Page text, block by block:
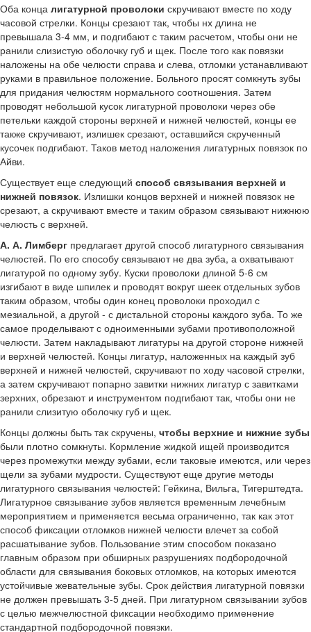
Оба конца лигатурной проволоки скручивают вместе по ходу
часовой стрелки. Концы срезают так, чтобы нх длина не
превышала 3-4 мм, и подгибают с таким расчетом, чтобы они не
ранили слизистую оболочку губ и щек. После того как повязки
наложены на обе челюсти справа и слева, отломки устанавливают
руками в правильное положение. Больного просят сомкнуть зубы
для придания челюстям нормального соотношения. Затем
проводят небольшой кусок лигатурной проволоки через обе
петельки каждой стороны верхней и нижней челюстей, концы ее
также скручивают, излишек срезают, оставшийся скрученный
кусочек подгибают. Таков метод наложения лигатурных повязок по
Айви.
Существует еще следующий способ связывания верхней и
нижней повязок. Излишки концов верхней и нижней повязок не
срезают, а скручивают вместе и таким образом связывают нижнюю
челюсть с верхней.
А. А. Лимберг предлагает другой способ лигатурного связывания
челюстей. По его способу связывают не два зуба, а охватывают
лигатурой по одному зубу. Куски проволоки длиной 5-6 см
изгибают в виде шпилек и проводят вокруг шеек отдельных зубов
таким образом, чтобы один конец проволоки проходил с
мезиальной, а другой - с дистальной стороны каждого зуба. То же
самое проделывают с одноименными зубами противоположной
челюсти. Затем накладывают лигатуры на другой стороне нижней
и верхней челюстей. Концы лигатур, наложенных на каждый зуб
верхней и нижней челюстей, скручивают по ходу часовой стрелки,
а затем скручивают попарно завитки нижних лигатур с завитками
зерхних, обрезают и инструментом подгибают так, чтобы они не
ранили слизитую оболочку губ и щек.
Концы должны быть так скручены, чтобы верхние и нижние зубы
были плотно сомкнуты. Кормление жидкой ищей производится
через промежутки между зубами, если таковые имеются, или через
щели за зубами мудрости. Существуют еще другие методы
лигатурного связывания челюстей: Гейкина, Вильга, Тигерштедта.
Лигатурное связывание зубов является временным лечебным
мероприятием и применяется весьма ограниченно, так как этот
способ фиксации отломков нижней челюсти влечет за собой
расшатывание зубов. Пользование этим способом показано
главным образом при обширных разрушениях подбородочной
области для связывания боковых отломков, на которых имеются
устойчивые жевательные зубы. Срок действия лигатурной повязки
не должен превышать 3-5 дней. При лигатурном связывании зубов
с целью межчелюстной фиксации необходимо применение
стандартной подбородочной повязки.